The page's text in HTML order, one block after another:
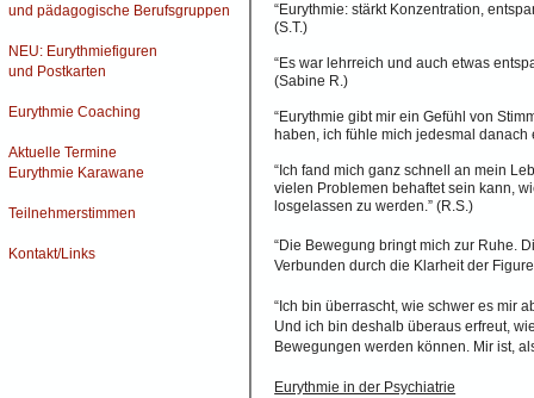
und pädagogische Berufsgruppen
NEU: Eurythmiefiguren
und Postkarten
Eurythmie Coaching
Aktuelle Termine
Eurythmie Karawane
Teilnehmerstimmen
Kontakt/Links
“Eurythmie: stärkt Konzentration,
(S.T.)
“Es war lehrreich und auch etwas
(Sabine R.)
“Eurythmie gibt mir ein Gefühl von
haben, ich fühle mich jedesmal danach
“Ich fand mich ganz schnell an mein
vielen Problemen behaftet sein kann,
losgelassen zu werden.” (R.S.)
“Die Bewegung bringt mich zur Ruhe.
Verbunden durch die Klarheit der
“Ich bin überrascht, wie schwer es mir
Und ich bin deshalb überaus erfreut,
Bewegungen werden können. Mir ist,
Eurythmie in der Psychiatrie